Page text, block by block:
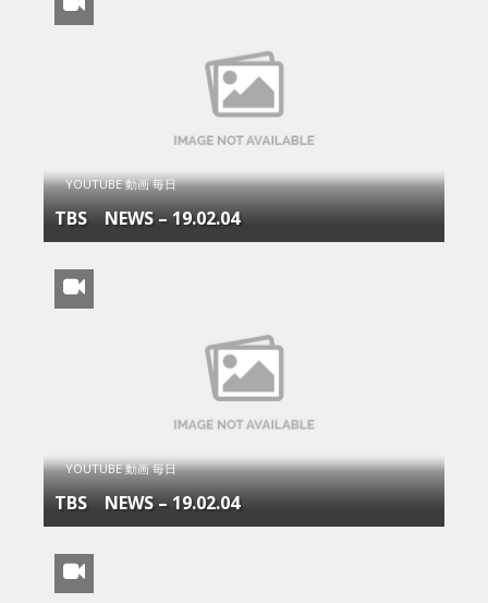
YOUTUBE 動画 毎日
TBS NEWS – 19.02.04
YOUTUBE 動画 毎日
TBS NEWS – 19.02.04